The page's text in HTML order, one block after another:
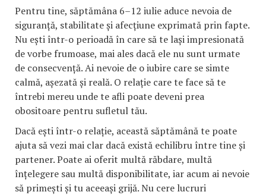
Pentru tine, săptămâna 6–12 iulie aduce nevoia de
siguranță, stabilitate și afecțiune exprimată prin fapte.
Nu ești într-o perioadă în care să te lași impresionată
de vorbe frumoase, mai ales dacă ele nu sunt urmate
de consecvență. Ai nevoie de o iubire care se simte
calmă, așezată și reală. O relație care te face să te
întrebi mereu unde te afli poate deveni prea
obositoare pentru sufletul tău.
Dacă ești într-o relație, această săptămână te poate
ajuta să vezi mai clar dacă există echilibru între tine și
partener. Poate ai oferit multă răbdare, multă
înțelegere sau multă disponibilitate, iar acum ai nevoie
să primești și tu aceeași grijă. Nu cere lucruri